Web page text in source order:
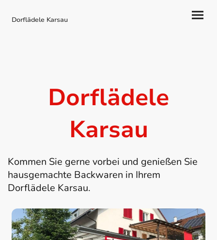
Dorflädele Karsau
Dorflädele
Karsau
Kommen Sie gerne vorbei und genießen Sie
hausgemachte Backwaren in Ihrem
Dorflädele Karsau.